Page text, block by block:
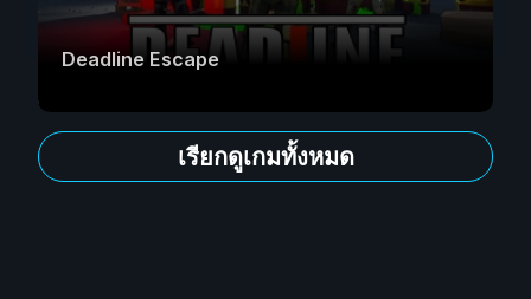
Deadline Escape
เรียกดูเกมทั้งหมด